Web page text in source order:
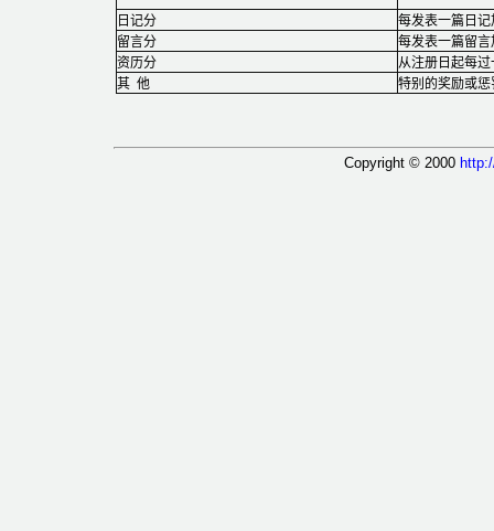
日记分
每发表一篇日记
留言分
每发表一篇留言
资历分
从注册日起每过
其 他
特别的奖励或惩
Copyright © 2000